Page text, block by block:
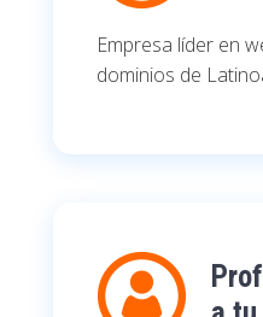
Empresa líder en
dominios de